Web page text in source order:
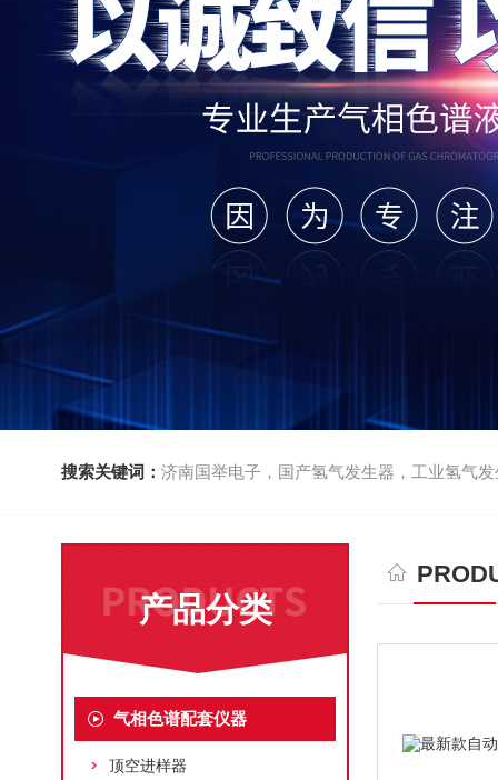
搜索关键词： 济南国举电子，国产氢气发生器，工业氢气
产品分类
气相色谱配套仪器
顶空进样器